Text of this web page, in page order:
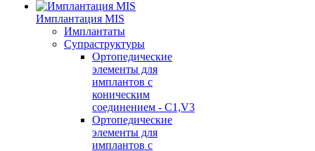
Имплантация MIS
Имплантаты
Супраструктуры
Ортопедические
элементы для
имплантов с
коническим
соединением - C1,V3
Ортопедические
элементы для
имплантов с